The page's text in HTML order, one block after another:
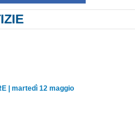
martedì 12 maggio